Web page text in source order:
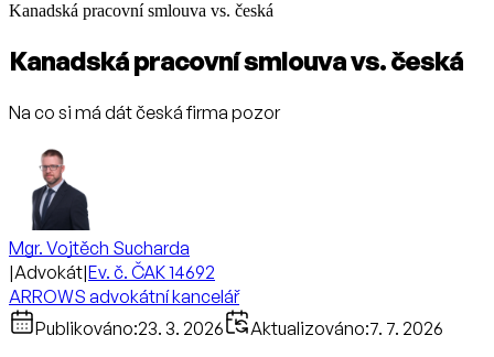
Kanadská pracovní smlouva vs. česká
Kanadská pracovní smlouva vs. česká
Na co si má dát česká firma pozor
Mgr. Vojtěch Sucharda
|Advokát|Ev. č. ČAK 14692
ARROWS advokátní kancelář
Publikováno:23. 3. 2026 Aktualizováno:7. 7. 2026